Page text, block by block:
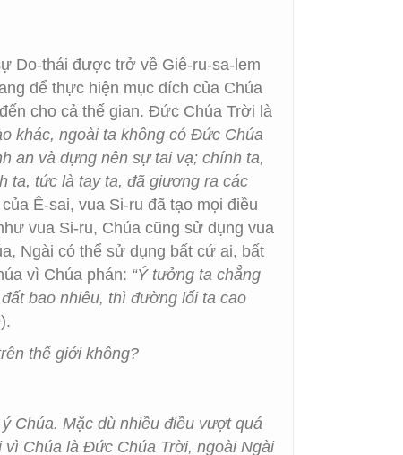
Do-thái được trở về Giê-ru-sa-lem
để thực hiện mục đích của Chúa
cho cả thế gian. Đức Chúa Trời là
khác, ngoài ta không có Đức Chúa
an và dựng nên sự tai vạ; chính ta,
ta, tức là tay ta, đã giương ra các
Ê-sai, vua Si-ru đã tạo mọi điều
vua Si-ru, Chúa cũng sử dụng vua
Ngài có thể sử dụng bất cứ ai, bất
vì Chúa phán: “Ý tưởng ta chẳng
bao nhiêu, thì đường lối ta cao
thế giới không?
Chúa. Mặc dù nhiều điều vượt quá
Chúa là Đức Chúa Trời, ngoài Ngài